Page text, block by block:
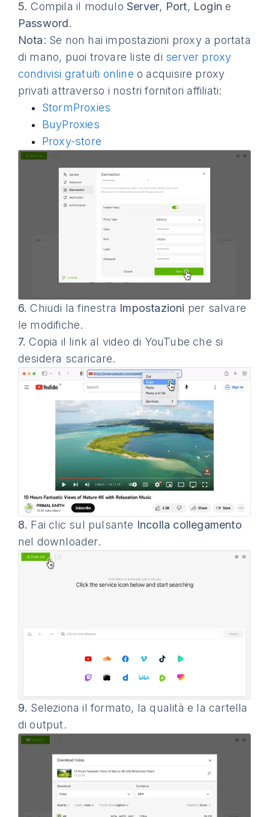
5. Compila il moduloServer, Port, Login e
Password.
Nota: Se non hai impostazioni proxy a portata
di mano, puoi trovare liste di server proxy
condivisi gratuiti online o acquisire proxy
privati attraverso i nostri fornitori affiliati:
StormProxies
BuyProxies
Proxy-store
6. Chiudi la finestra Impostazioni per salvare
le modifiche.
7. Copia il link al video di YouTube che si
desidera scaricare.
8. Fai clic sul pulsante Incolla collegamento
nel downloader.
9. Seleziona il formato, la qualità e la cartella
di output.